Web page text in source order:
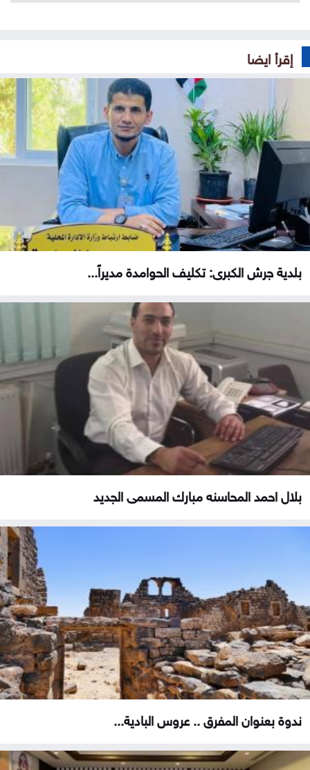
إقرأ ايضا
بلدية جرش الكبرى: تكليف الحوامدة مديراً...
بلال احمد المحاسنه مبارك المسمى الجديد
ندوة بعنوان المفرق .. عروس البادية...